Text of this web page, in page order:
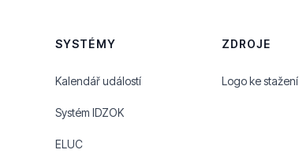
SYSTÉMY
Kalendář událostí
Systém IDZOK
ELUC
ZDROJE
Logo ke stažení